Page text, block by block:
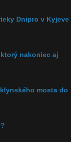
Dnipro v Kyjeve
nakoniec aj
mosta do